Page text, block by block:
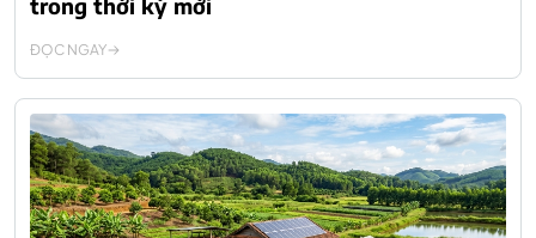
trong thời kỳ mới
ĐỌC NGAY